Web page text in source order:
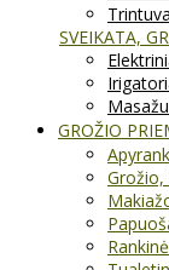
SVEIKATA,
GROŽIO
Grožio,